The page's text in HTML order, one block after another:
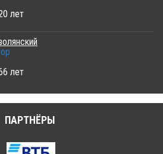
лет
лет
ПАРТНЁРЫ